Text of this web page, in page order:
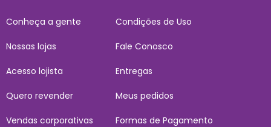
Conheça a gente
Nossas lojas
Acesso lojista
Quero revender
Vendas corporativas
Condições de Uso
Fale Conosco
Entregas
Meus pedidos
Formas de Pagamento